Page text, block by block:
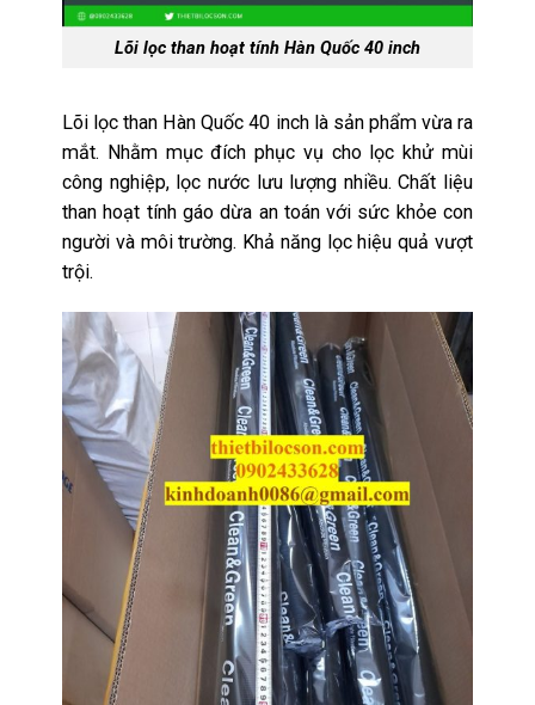
Lõi lọc than hoạt tính Hàn Quốc 40 inch
Lõi lọc than Hàn Quốc 40 inch là sản phẩm vừa ra
mắt. Nhằm mục đích phục vụ cho lọc khử mùi
công nghiệp, lọc nước lưu lượng nhiều. Chất liệu
than hoạt tính gáo dừa an toán với sức khỏe con
người và môi trường. Khả năng lọc hiệu quả vượt
trội.